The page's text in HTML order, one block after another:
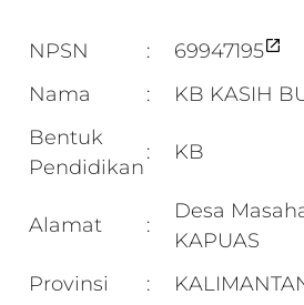
NPSN :
69947195
Nama
:
KB KASIH
Bentuk
Pendidikan
: KB
Alamat :
Desa
KAPUAS
Provinsi
: